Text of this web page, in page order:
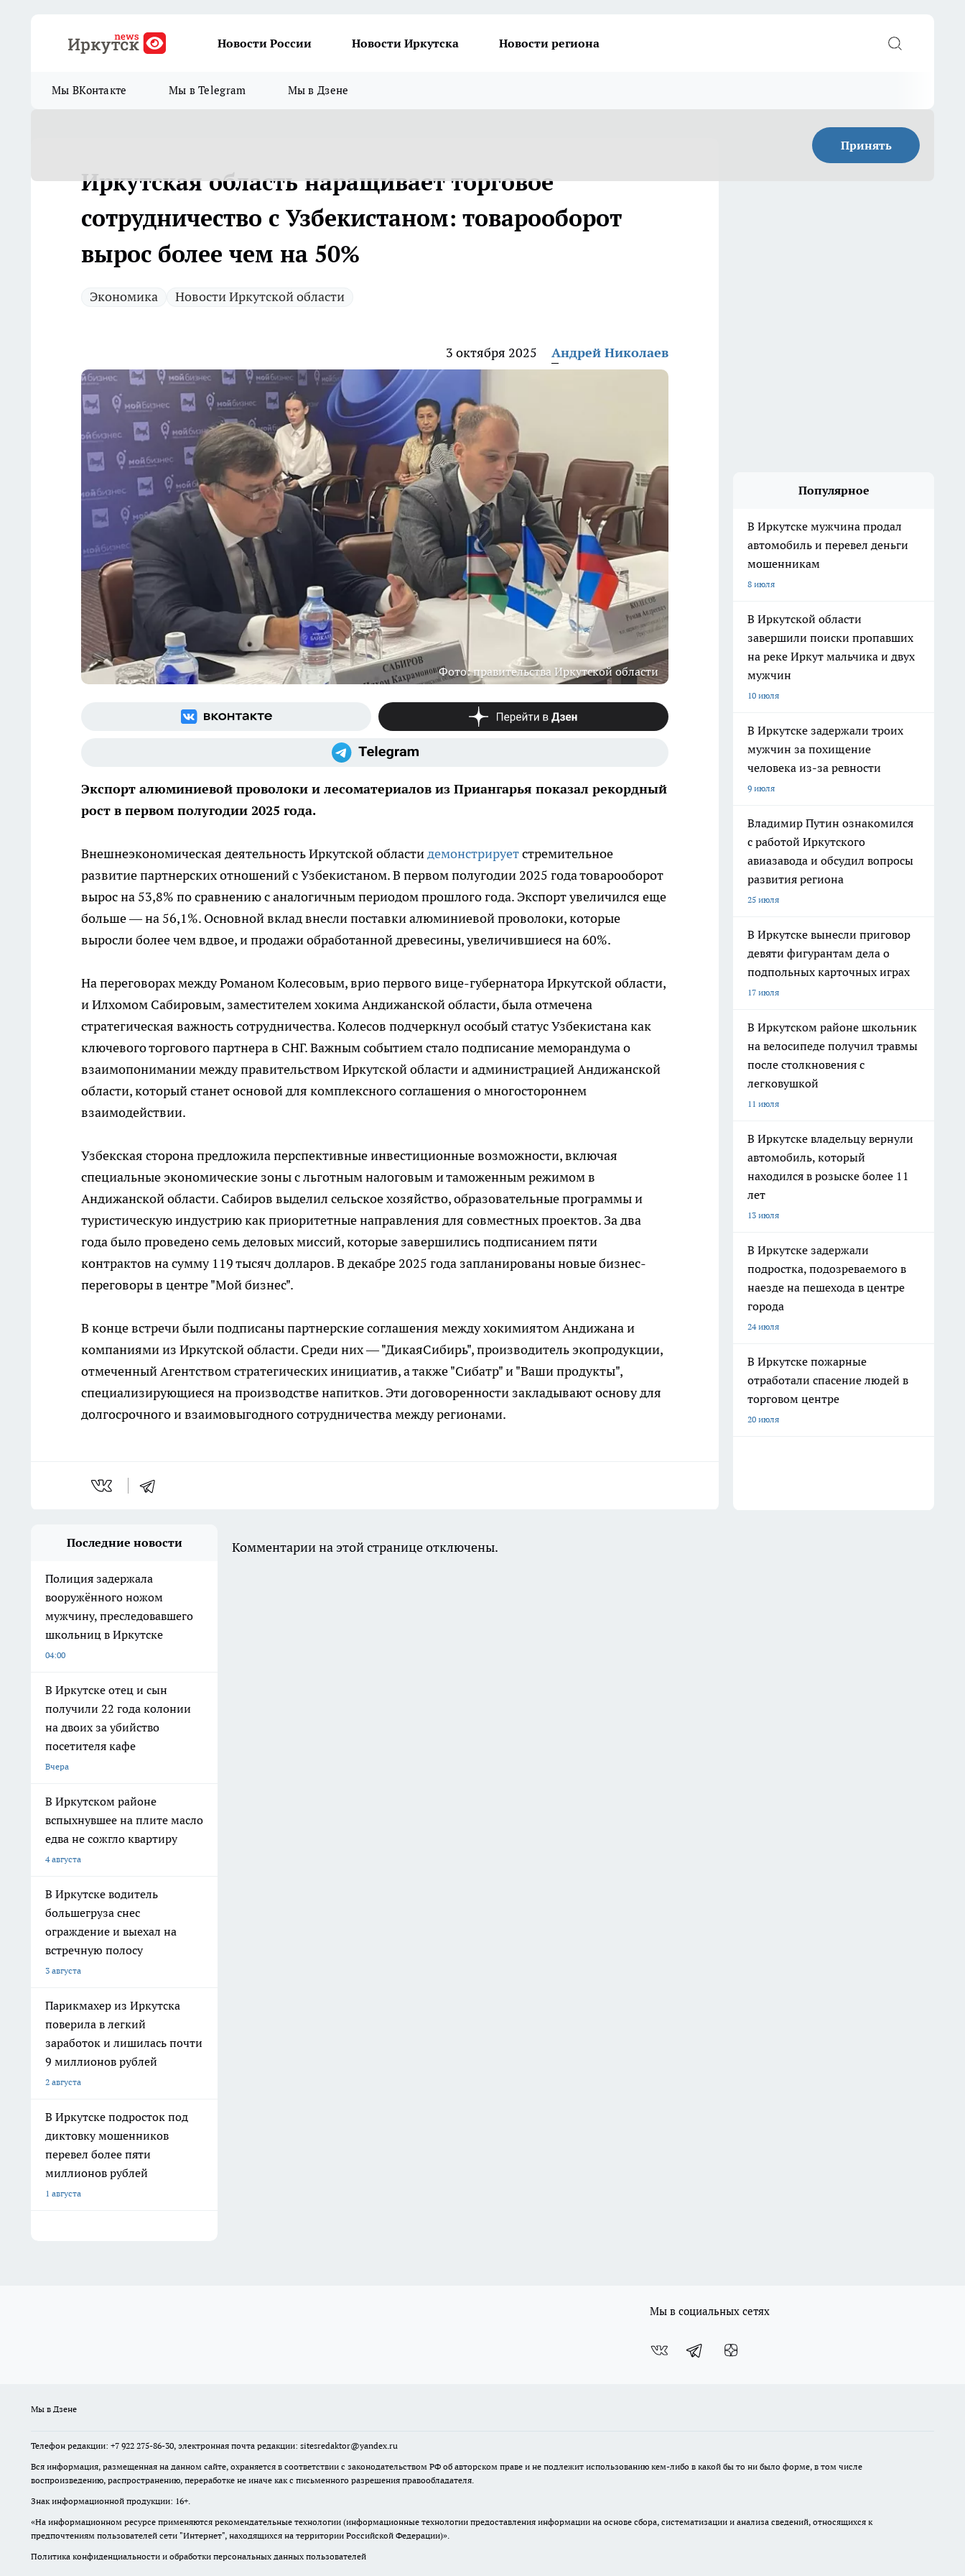
Новости России Новости Иркутска Новости региона
Мы ВКонтакте Мы в Telegram Мы в Дзене
Принять
Иркутская область наращивает торговое
сотрудничество с Узбекистаном: товарооборот
вырос более чем на 50%
Экономика Новости Иркутской области
3 октября 2025 Андрей Николаев
Фото: правительства Иркутской области
Экспорт алюминиевой проволоки и лесоматериалов из Приангарья показал рекордный
рост в первом полугодии 2025 года.
Внешнеэкономическая деятельность Иркутской областидемонстрируетстремительное
развитие партнерских отношений с Узбекистаном. В первом полугодии 2025 года товарооборот
вырос на 53,8% по сравнению с аналогичным периодом прошлого года. Экспорт увеличился еще
больше — на 56,1%. Основной вклад внесли поставки алюминиевой проволоки, которые
выросли более чем вдвое, и продажи обработанной древесины, увеличившиеся на 60%.
На переговорах между Романом Колесовым, врио первого вице-губернатора Иркутской области,
и Илхомом Сабировым, заместителем хокима Андижанской области, была отмечена
стратегическая важность сотрудничества. Колесов подчеркнул особый статус Узбекистана как
ключевого торгового партнера в СНГ. Важным событием стало подписание меморандума о
взаимопонимании между правительством Иркутской области и администрацией Андижанской
области, который станет основой для комплексного соглашения о многостороннем
взаимодействии.
Узбекская сторона предложила перспективные инвестиционные возможности, включая
специальные экономические зоны с льготным налоговым и таможенным режимом в
Андижанской области. Сабиров выделил сельское хозяйство, образовательные программы и
туристическую индустрию как приоритетные направления для совместных проектов. За два
года было проведено семь деловых миссий, которые завершились подписанием пяти
контрактов на сумму 119 тысяч долларов. В декабре 2025 года запланированы новые бизнес-
переговоры в центре "Мой бизнес".
В конце встречи были подписаны партнерские соглашения между хокимиятом Андижана и
компаниями из Иркутской области. Среди них — "ДикаяСибирь", производитель экопродукции,
отмеченный Агентством стратегических инициатив, а также "Сибатр" и "Ваши продукты",
специализирующиеся на производстве напитков. Эти договоренности закладывают основу для
долгосрочного и взаимовыгодного сотрудничества между регионами.
Популярное
В Иркутске мужчина продал
автомобиль и перевел деньги
мошенникам
8 июля
В Иркутской области
завершили поиски пропавших
на реке Иркут мальчика и двух
мужчин
10 июля
В Иркутске задержали троих
мужчин за похищение
человека из-за ревности
9 июля
Владимир Путин ознакомился
с работой Иркутского
авиазавода и обсудил вопросы
развития региона
25 июля
В Иркутске вынесли приговор
девяти фигурантам дела о
подпольных карточных играх
17 июля
В Иркутском районе школьник
на велосипеде получил травмы
после столкновения с
легковушкой
11 июля
В Иркутске владельцу вернули
автомобиль, который
находился в розыске более 11
лет
13 июля
В Иркутске задержали
подростка, подозреваемого в
наезде на пешехода в центре
города
24 июля
В Иркутске пожарные
отработали спасение людей в
торговом центре
20 июля
Последние новости
Полиция задержала
вооружённого ножом
мужчину, преследовавшего
школьниц в Иркутске
04:00
В Иркутске отец и сын
получили 22 года колонии
на двоих за убийство
посетителя кафе
Вчера
В Иркутском районе
вспыхнувшее на плите масло
едва не сожгло квартиру
4 августа
В Иркутске водитель
большегруза снес
ограждение и выехал на
встречную полосу
3 августа
Парикмахер из Иркутска
поверила в легкий
заработок и лишилась почти
9 миллионов рублей
2 августа
В Иркутске подросток под
диктовку мошенников
перевел более пяти
миллионов рублей
1 августа
Комментарии на этой странице отключены.
Мы в социальных сетях
Мы в Дзене
Телефон редакции: +7 922 275-86-30, электронная почта редакции: sitesredaktor@yandex.ru
Вся информация, размещенная на данном сайте, охраняется в соответствии с законодательством РФ об авторском праве и не подлежит использованию кем-либо в какой бы то ни было форме, в том числе
воспроизведению, распространению, переработке не иначе как с письменного разрешения правообладателя.
Знак информационной продукции: 16+.
«На информационном ресурсе применяются рекомендательные технологии (информационные технологии предоставления информации на основе сбора, систематизации и анализа сведений, относящихся к
предпочтениям пользователей сети "Интернет", находящихся на территории Российской Федерации)».
Политика конфиденциальности и обработки персональных данных пользователей